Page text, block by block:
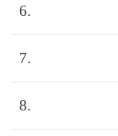
6.
7.
8.